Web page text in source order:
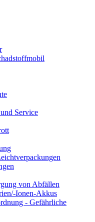
Service
von Abfällen
Ionen-Akkus
- Gefährliche